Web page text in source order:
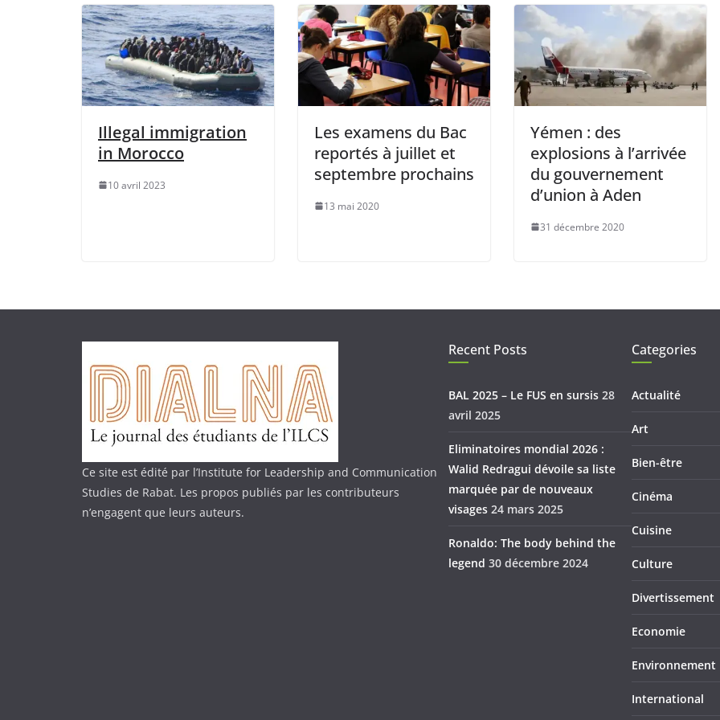
Illegal immigration
in Morocco
10 avril 2023
Les examens du Bac
reportés à juillet et
septembre prochains
13 mai 2020
Yémen : des
explosions à l’arrivée
du gouvernement
d’union à Aden
31 décembre 2020
Ce site est édité par l’Institute for Leadership and Communication
Studies de Rabat. Les propos publiés par les contributeurs
n’engagent que leurs auteurs.
Recent Posts
BAL 2025 – Le FUS en sursis 28
avril 2025
Eliminatoires mondial 2026 :
Walid Redragui dévoile sa liste
marquée par de nouveaux
visages 24 mars 2025
Ronaldo: The body behind the
legend 30 décembre 2024
Categories
Actualité
Art
Bien-être
Cinéma
Cuisine
Culture
Divertissement
Economie
Environnement
International